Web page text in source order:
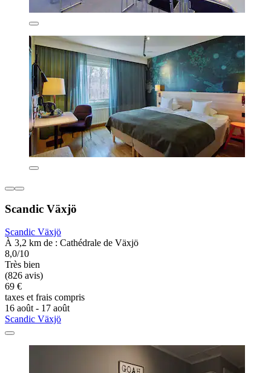
Scandic Växjö
Scandic Växjö
À 3,2 km de : Cathédrale de Växjö
8,0/10
Très bien
(826 avis)
69 €
taxes et frais compris
16 août - 17 août
Scandic Växjö